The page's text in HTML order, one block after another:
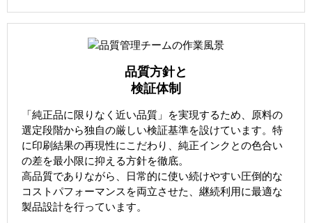
品質方針と
検証体制
「純正品に限りなく近い品質」を実現するため、原料の
選定段階から独自の厳しい検証基準を設けています。特
に印刷結果の再現性にこだわり、純正インクとの色合い
の差を最小限に抑える方針を徹底。
高品質でありながら、日常的に使い続けやすい圧倒的な
コストパフォーマンスを両立させた、継続利用に最適な
製品設計を行っています。